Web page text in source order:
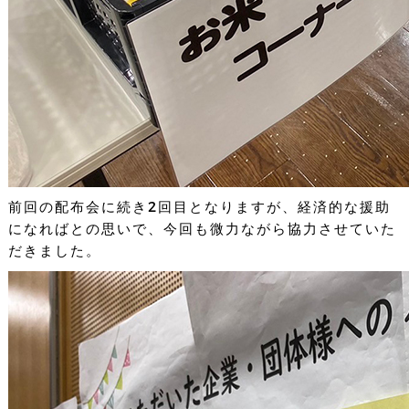
前回の配布会に続き2回目となりますが、経済的な援助
になればとの思いで、今回も微力ながら協力させていた
だきました。